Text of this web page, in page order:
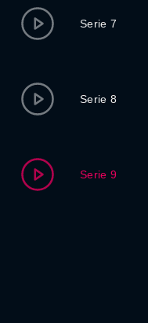
Serie 7
Serie 8
Serie 9